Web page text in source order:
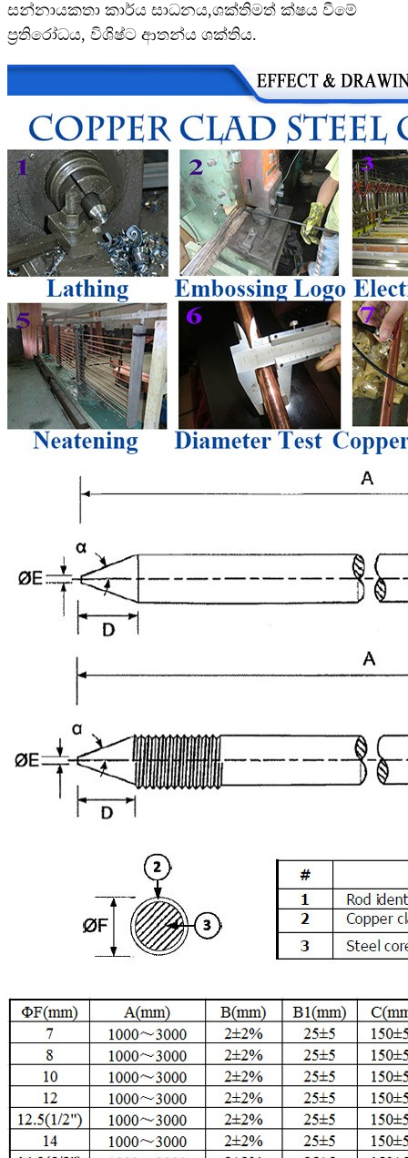
සන්නායකතා කාර්ය සාධනය,ශක්තිමත් ක්ෂය වීමේ
ප්‍රතිරෝධය, විශිෂ්ට ආතන්ය ශක්තිය.